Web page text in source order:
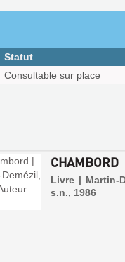
Statut
Consultable sur place
CHAMBORD
Livre | Martin-
s.n., 1986